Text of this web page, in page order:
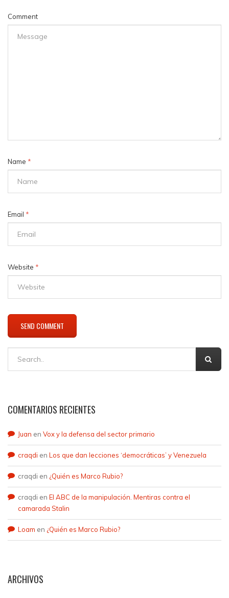
Comment
Name *
Email *
Website *
COMENTARIOS RECIENTES
Juan en Vox y la defensa del sector primario
craqdi en Los que dan lecciones ‘democráticas’ y Venezuela
craqdi en ¿Quién es Marco Rubio?
craqdi en El ABC de la manipulación. Mentiras contra el
camarada Stalin
Loam en ¿Quién es Marco Rubio?
ARCHIVOS